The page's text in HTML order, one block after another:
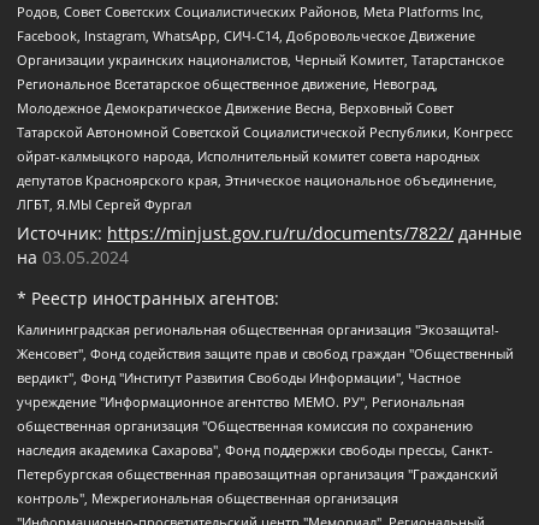
Родов, Совет Советских Социалистических Районов, Meta Platforms Inc,
Facebook, Instagram, WhatsApp, СИЧ-С14, Добровольческое Движение
Организации украинских националистов, Черный Комитет, Татарстанское
Региональное Всетатарское общественное движение, Невоград,
Молодежное Демократическое Движение Весна, Верховный Совет
Татарской Автономной Советской Социалистической Республики, Конгресс
ойрат-калмыцкого народа, Исполнительный комитет совета народных
депутатов Красноярского края, Этническое национальное объединение,
ЛГБТ, Я.МЫ Сергей Фургал
Источник: https://minjust.gov.ru/ru/documents/7822/ данные
на 03.05.2024
* Реестр иностранных агентов:
Калининградская региональная общественная организация "Экозащита!-Женсовет", Фонд содействия защите прав и свобод граждан "Общественный вердикт", Фонд "Институт Развития Свободы Информации", Частное учреждение "Информационное агентство МЕМО. РУ", Региональная общественная организация "Общественная комиссия по сохранению наследия академика Сахарова", Фонд поддержки свободы прессы, Санкт-Петербургская общественная правозащитная организация "Гражданский контроль", Межрегиональная общественная организация "Информационно-просветительский центр "Мемориал", Региональный Фонд "Центр Защиты Прав Средств Массовой Информации", с 05.12.2023 Фонд "Центр Защиты Прав Средств массовой информации", Региональная общественная благотворительная организация помощи беженцам и мигрантам "Гражданское содействие", Негосударственное образовательное учреждение дополнительного профессионального образования (повышение квалификации) специалистов "АКАДЕМИЯ ПО ПРАВАМ ЧЕЛОВЕКА", Свердловская региональная общественная организация "Сутяжник", Автономная некоммерческая организация "Центр независимых социологических исследований", Союз общественных объединений "Российский исследовательский центр по правам человека", Региональное общественное учреждение научно-информационный центр "МЕМОРИАЛ", Некоммерческая организация "Фонд защиты гласности", Автономная некоммерческая организация "Институт прав человека", Городская общественная организация "Екатеринбургское общество "МЕМОРИАЛ", Городская общественная организация "Рязанское историко-просветительское и правозащитное общество "Мемориал" (Рязанский Мемориал), Челябинский региональный орган общественной самодеятельности – женское общественное объединение "Женщины Евразии", Челябинский региональный орган общественной самодеятельности "Уральская правозащитная группа", Фонд содействия защите здоровья и социальной справедливости имени Андрея Рылькова, Автономная Некоммерческая Организация "Аналитический Центр Юрия Левады", Автономная некоммерческая организация социальной поддержки населения "Проект Апрель", Региональная общественная организация помощи женщинам и детям, находящимся в кризисной ситуации "Информационно-методический центр "Анна", Фонд содействия развитию массовых коммуникаций и правовому просвещению "Так-так-Так", Фонд содействия устойчивому развитию "Серебряная тайга", Свердловский региональный общественный фонд социальных проектов "Новое время", "Idel.Реалии", Кавказ.Реалии, Крым.Реалии, Телеканал Настоящее Время, Татаро-башкирская служба Радио Свобода (Azatliq Radiosi), Радио Свободная Европа/Радио Свобода (PCE/PC), "Сибирь.Реалии", "Фактограф", Благотворительный фонд помощи осужденным и их семьям, Автономная некоммерческая организация "Институт глобализации и социальных движений", Фонд "В защиту прав заключенных", Частное учреждение "Центр поддержки и содействия развитию средств массовой информации", Пензенский региональный общественный благотворительный фонд "Гражданский союз", "Север.Реалии", Некоммерческая организация Фонд "Правовая инициатива", Общество с ограниченной ответственностью "Радио Свободная Европа/Радио Свобода", Чешское информационное агентство "MEDIUM-ORIENT", Красноярская региональная общественная организация "Мы против СПИДа", Камалягин Денис Николаевич, Маркелов Сергей Евгеньевич, Пономарев Лев Александрович, Савицкая Людмила Алексеевна, Автономная некоммерческая организация "Центр по работе с проблемой насилия "НАСИЛИЮ.НЕТ", Межрегиональный профессиональный союз работников здравоохранения "Альянс врачей", Юридическое лицо, зарегистрированное в Латвийской Республике, SIA "Medusa Project" (регистрационный номер 40103797863, дата регистрации 10.06.2014), Некоммерческая организация "Фонд по борьбе с коррупцией", Автономная некоммерческая организация "Институт права и публичной политики", Баданин Роман Сергеевич, Гликин Максим Александрович, Железнова Мария Михайловна, Лукьянова Юлия Сергеевна, Маетная Елизавета Витальевна, Маняхин Петр Борисович, Чуракова Ольга Владимировна, Ярош Юлия Петровна, Юридическое лицо "The Insider SIA", зарегистрированное в Риге, Латвийская Республика (дата регистрации 26.06.2015), являющееся администратором доменного имени интернет-издания "The Insider SIA", https://theins.ru, Постернак Алексей Евгеньевич, Рубин Михаил Аркадьевич, Анин Роман Александрович, Юридическое лицо Istories fonds, зарегистрированное в Латвийской Республике (регистрационный номер 50008295751, дата регистрации 24.02.2020), Великовский Дмитрий Александрович, Долинина Ирина Николаевна, Мароховская Алеся Алексеевна, Шлейнов Роман Юрьевич, Шмагун Олеся Валентиновна, Общество с ограниченной ответственностью "Альтаир 2021", Общество с ограниченной ответственностью "Вега 2021", Общество с ограниченной ответственностью "Главный редактор 2021", Общество с ограниченной ответственностью "Ромашки монолит", Важенков Артем Валерьевич, Ивановская областная общественная организация "Центр гендерных исследований", Гурман Юрий Альбертович, Медиапроект "ОВД-Инфо", Егоров Владимир Владимирович, Жилинский Владимир Александрович, Общество с ограниченной ответственностью "ЗП", Иванова София Юрьевна, Карезина Инна Павловна, Кильтау Екатерина Викторовна, Петров Алексей Викторович, Пискунов Сергей Евгеньевич, Смирнов Сергей Сергеевич, Тихонов Михаил Сергеевич, Общество с ограниченной ответственностью "ЖУРНАЛИСТ-ИНОСТРАННЫЙ АГЕНТ", Арапова Галина Юрьевна, Вольтская Татьяна Анатольевна, Американская компания "Mason G.E.S. Anonymous Foundation" (США), являющаяся владельцем интернет-издания https://mnews.world/, Компания "Stichting Bellingcat", зарегистрированная в Нидерландах (дата регистрации 11.07.2018), Захаров Андрей Вячеславович, Клепиковская Екатерина Дмитриевна, Общество с ограниченной ответственностью "МЕМО", Перл Роман Александрович, Симонов Евгений Алексеевич, Соловьева Елена Анатольевна, Сотников Даниил Владимирович, Сурначева Елизавета Дмитриевна, Автономная некоммерческая организация по защите прав человека и информированию населения "Якутия – Наше Мнение", Общество с ограниченной ответственностью "Москоу диджитал медиа", с 26.01.2023 Общество с ограниченной ответственностью "Чайка Белые сады", Ветошкина Валерия Валерьевна, Заговора Максим Александрович, Межрегиональное общественное движение "Российская ЛГБТ - сеть", Оленичев Максим Владимирович, Павлов Иван Юрьевич, Скворцова Елена Сергеевна, Общество с ограниченной ответственностью "Как бы инагент", Кочетков Игорь Викторович, Общество с ограниченной ответственностью "Честные выборы", Еланчик Олег Александрович, Общество с ограниченной ответственностью "Нобелевский призыв", Гималова Регина Эмилевна, Григорьев Андрей Валерьевич, Григорьева Алина Александровна, Ассоциация по содействию защите прав призывников, альтернативнослужащих и военнослужащих "Правозащитная группа "Гражданин.Армия.Право", Хисамова Регина Фаритовна, Автономная некоммерческая организация по реализации социально-правовых программ "Лилит", Дальневосточное общественное движение "Маяк", Санкт-Петербургская ЛГБТ-инициативная группа "Выход", Инициативная группа ЛГБТ+ "Реверс", Алексеев Андрей Викторович, Бекбулатова Таисия Львовна, Беляев Иван Михайлович, Владыкина Елена Сергеевна, Гельман Марат Александрович, Никульшина Вероника Юрьевна, Толоконникова Надежда Андреевна, Шендерович Виктор Анатольевич, Общество с ограниченной ответственностью "Данное сообщение", Общество с ограниченной ответственностью Издательский дом "Новая глава", Айнбиндер Александра Александровна, Московский комьюнити-центр для ЛГБТ+инициатив, Благотворительный фонд развития филантропии, Deutsche Welle (Германия, Kurt-Schumacher-Strasse 3, 53113 Bonn), Борзунова Мария Михайловна, Воробьев Виктор Викторович, Голубева Анна Львовна, Константинова Алла Михайловна, Малкова Ирина Владимировна, Мурадов Мурад Абдулгалимович, Осетинская Елизавета Николаевна, Понасенков Евгений Николаевич, Ганапольский Матвей Юрьевич, Киселев Евгений Алексеевич, Борухович Ирина Григорьевна, Дремин Иван Тимофеевич, Дубровский Дмитрий Викторович, Красноярская региональная общественная организация поддержки и развития альтернативных образовательных технологий и межкультурных коммуникаций "ИНТЕРРА", Маяковская Екатерина Алексеевна, Фейгин Марк Захарович, Филимонов Андрей Викторович, Дзугкоева Регина Николаевна, Доброхотов Роман Александрович, Дудь Юрий Александрович, Елкин Сергей Владимирович, Кругликов Кирилл Игоревич, Сабунаева Мария Леонидовна, Семенов Алексей Владимирович, Шаинян Карен Багратович, Шульман Екатерина Михайловна, Асафьев Артур Валерьевич, Вахштайн Виктор Семенович, Венедиктов Алексей Алексеевич, Лушникова Екатерина Евгеньевна, Волков Леонид Михайлович, Невзоров Александр Глебович, Пархоменко Сергей Борисович, Сироткин Ярослав Николаевич, Кара-Мурза Владимир Владимирович, Баранова Наталья Владимировна, Гозман Леонид Яковлевич, Кагарлицкий Борис Юльевич, Климарев Михаил Валерьевич, Милов Владимир Станиславович, Автономная некоммерческая организация Краснодарский центр современного искусства "Типография", Моргенштерн Алишер Тагирович, Соболь Любовь Эдуардовна, Общество с ограниченной ответственностью "ЛИЗА НОРМ", Каспаров Гарри Кимович, Ходорковский Михаил Борисович, Общество с ограниченной ответственностью "Апрельские тезисы", Данилович Ирина Брониславовна, Кашин Олег Владимирович, Петров Николай Владимирович, Пивоваров Алексей Владимирович, Соколов Михаил Владимирович, Цветкова Юлия Владимировна, Чичваркин Евгений Александрович, Комитет против пыток/Команда против пыток, Общество с ограниченной ответственностью "Первый научный", Общество с ограниченной ответственностью "Вертолет и ко", Белоцерковская Вероника Борисовна, Кац Максим Евгеньевич, Лазарева Татьяна Юрьевна, Шаведдинов Руслан Табризович, Яшин Илья Валерьевич, Общество с ограниченной ответственностью "Иноагент ААВ", Алешковский Дмитрий Петрович, Альбац Евгения Марковна, Быков Дмитрий Львович, Галямина Юлия Евгеньевна, Лойко Сергей Леонидович, Мартынов Кирилл Константинович, Медведев Сергей Александрович, Крашенинников Федор Геннадиевич, Гордеева Катерина Вл